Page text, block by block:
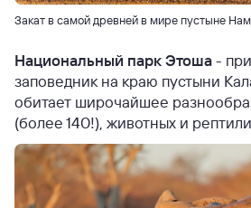
Закат в самой древней в мире пустыне
Национальный парк Этоша-
заповедник на краю пустыни
обитает широчайшее
(более 140!), животных и